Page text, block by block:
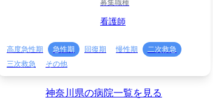
募集職種
看護師
高度急性期 急性期 回復期 慢性期
二次救急
三次救急
その他
神奈川県の病院一覧を見る